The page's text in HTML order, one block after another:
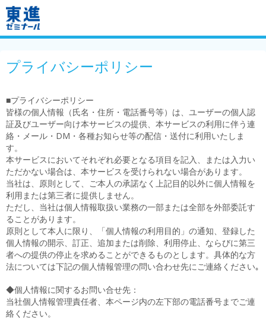
プライバシーポリシー
■プライバシーポリシー
皆様の個人情報（氏名・住所・電話番号等）は、ユーザーの個人認
証及びユーザー向け本サービスの提供、本サービスの利用に伴う連
絡・メール・DM・各種お知らせ等の配信・送付に利用いたしま
す。
本サービスにおいてそれぞれ必要となる項目を記入、または入力い
ただかない場合は、本サービスを受けられない場合があります。
当社は、原則として、ご本人の承諾なく上記目的以外に個人情報を
利用または第三者に提供しません。
ただし、当社は個人情報取扱い業務の一部または全部を外部委託す
ることがあります。
原則として本人に限り、「個人情報の利用目的」の通知、登録した
個人情報の開示、訂正、追加または削除、利用停止、ならびに第三
者への提供の停止を求めることができるものとします。具体的な方
法については下記の個人情報管理の問い合わせ先にご連絡ください｡
◆個人情報に関するお問い合せ先：
当社個人情報管理責任者、本ページ内の左下部の電話番号までご連
絡ください。